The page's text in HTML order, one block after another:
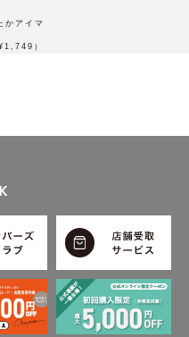
アイマ
）